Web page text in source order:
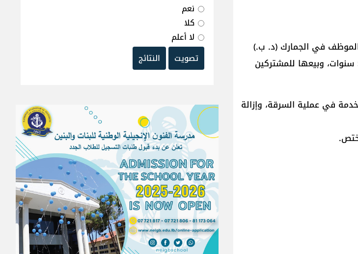
الموظف في الجمارك (د. ب.)
في بلدة غبالة، بجرم سرقة الكهرباء من شبكة كهرباء لبنان منذ حوالى الـ5 سنوات، وبيعها للمشتركين
في عملية السرقة، وإزالة
نعم
كلا
لا أعلم
تصويت
النتائج